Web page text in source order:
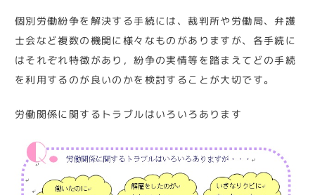
個別労働紛争を解決する手続には、裁判所や労働局、弁護
士会など複数の機関に様々なものがありますが、各手続に
はそれぞれ特徴があり，紛争の実情等を踏まえてどの手続
を利用するのが良いのかを検討することが大切です。
労働関係に関するトラブルはいろいろあります